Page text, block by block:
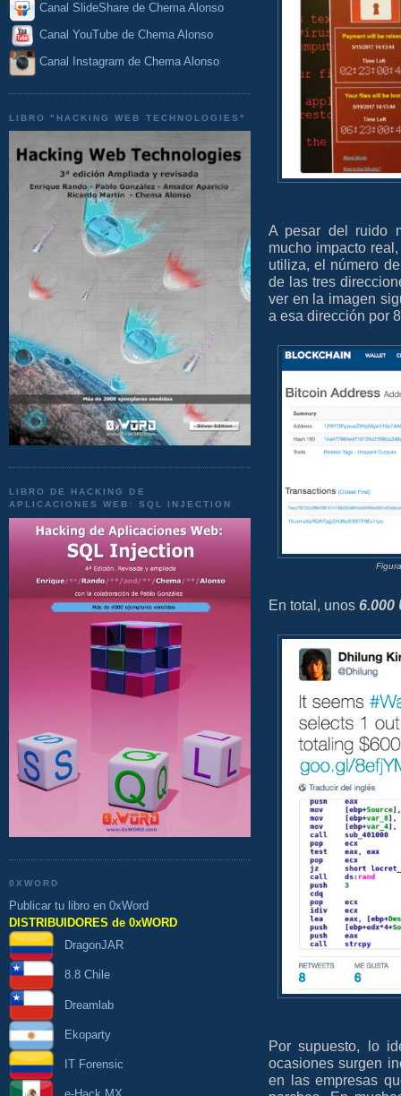
Canal SlideShare de Chema Alonso
Canal YouTube de Chema Alonso
Canal Instagram de Chema Alonso
LIBRO "HACKING WEB TECHNOLOGIES"
LIBRO DE HACKING DE
APLICACIONES WEB: SQL INJECTION
0XWORD
Publicar tu libro en 0xWord
DISTRIBUIDORES de 0xWORD
DragonJAR
8.8 Chile
Dreamlab
Ekoparty
IT Forensic
A pesar del ruido
mucho impacto
utiliza, el número
de las tres
ver en la imagen
a esa dirección por
En total, unos 6.000
Por supuesto, lo
ocasiones surgen
en las empresas